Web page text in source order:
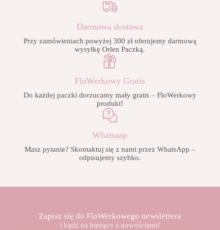
Darmowa dostawa
Przy zamówieniach powyżej 300 zł oferujemy darmową
wysyłkę Orlen Paczką.
FloWerkowy Gratis
Do każdej paczki dorzucamy mały gratis – FloWerkowy
produkt!
Whatsaap
Masz pytanie? Skontaktuj się z nami przez WhatsApp –
odpisujemy szybko.
Zapisz się do FloWerkowego newslettera
i bądź na bieżąco z nowościami!